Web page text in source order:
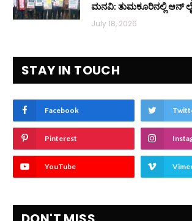
ಮನವಿ: ತುಮಕೂರಿನಲ್ಲಿ ಆನ್‌
July 18, 2026
STAY IN TOUCH
Facebook
Pinterest
YouTube